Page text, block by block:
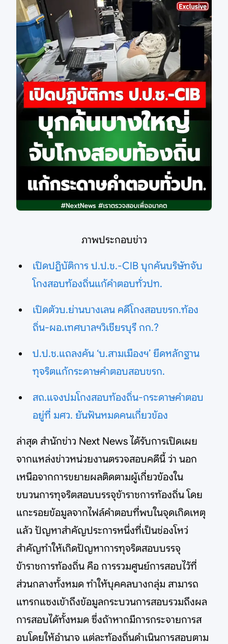
ภาพประกอบข่าว
เปิดปฏิบัติการ ป.ป.ช.-CIB บุกค้นบริษัทจับ
โกงสอบท้องถิ่นแก้คำตอบทั่วปท.
เปิดตัวบ.ย่านบางเลน คดีโกงสอบขรก.ท้อง
ถิ่น-ผอ.เทศบาลฯวิเชียรบุรี กก.?
ป.ป.ช.แถลงค้น ‘บ.สามเมืองฯ’ ยึดหลักฐาน
ทุจริตแก้กระดาษคำตอบสอบขรก.
สถ.แจงปมโกงสอบท้องถิ่น-กระดาษคำตอบ
อยู่ที่ มศว. ยันฟันหมดคนเกี่ยวข้อง
ล่าสุด สำนักข่าว Next News ได้รับการเปิดเผย
จากแหล่งข่าวหน่วยงานตรวจสอบคดีนี้ ว่า นอก
เหนือจากการขยายผลติดตามผู้เกี่ยวข้องใน
ขบวนการทุจริตสอบบรรจุข้าราชการท้องถิ่น โดย
แกะรอยข้อมูลจากไฟล์คำตอบที่พบในจุดเกิดเหตุ
แล้ว ปัญหาสำคัญประการหนึ่งที่เป็นช่องโหว่
สำคัญทำให้เกิดปัญหาการทุจริตสอบบรรจุ
ข้าราชการท้องถิ่น คือ การรวมศูนย์การสอบไว้ที่
ส่วนกลางทั้งหมด ทำให้บุคคลบางกลุ่ม สามารถ
แทรกแซงเข้าถึงข้อมูลกระบวนการสอบรวมถึงผล
การสอบได้ทั้งหมด ซึ่งถ้าหากมีการกระจายการส
อบโดยให้อำนาจ แต่ละท้องถิ่นดำเนินการสอบตาม